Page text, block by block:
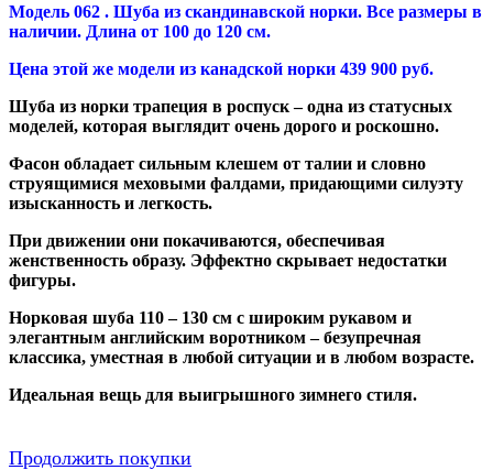
Модель 062 . Шуба из скандинавской норки. Все размеры в
наличии. Длина от 100 до 120 см.
Цена этой же модели из канадской норки 439 900 руб.
Шуба из норки трапеция в роспуск – одна из статусных
моделей, которая выглядит очень дорого и роскошно.
Фасон обладает сильным клешем от талии и словно
струящимися меховыми фалдами, придающими силуэту
изысканность и легкость.
При движении они покачиваются, обеспечивая
женственность образу. Эффектно скрывает недостатки
фигуры.
Норковая шуба 110 – 130 см с широким рукавом и
элегантным английским воротником – безупречная
классика, уместная в любой ситуации и в любом возрасте.
Идеальная вещь для выигрышного зимнего стиля.
Продолжить покупки